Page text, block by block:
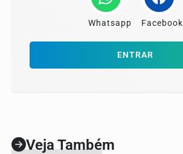
Whatsapp Facebook
ENTRAR
Veja Também